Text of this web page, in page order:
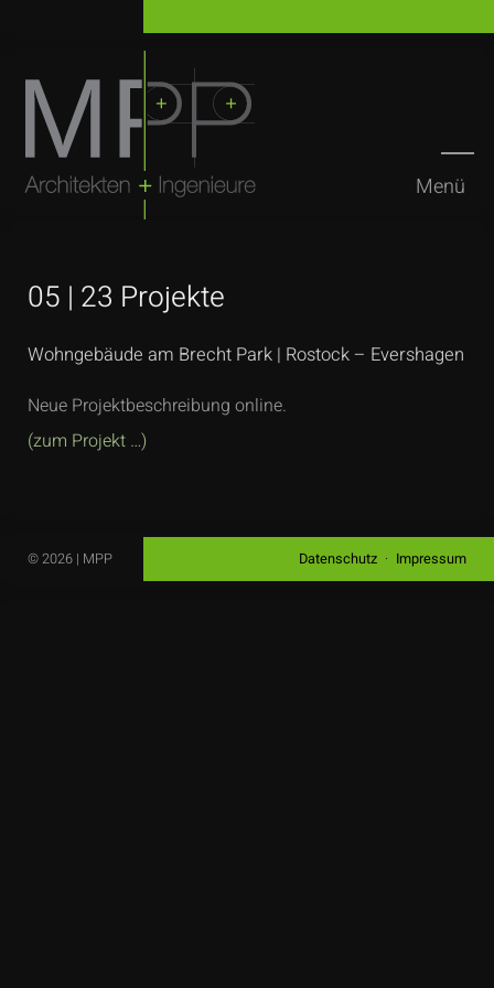
Menü
05 | 23 Projekte
Wohngebäude am Brecht Park | Rostock – Evershagen
Neue Projektbeschreibung online.
(zum Projekt …)
© 2026 | MPP Datenschutz Impressum